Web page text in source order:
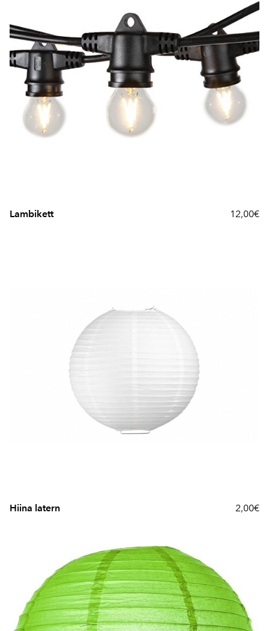
Lambikett 12,00€
Hiina latern 2,00€